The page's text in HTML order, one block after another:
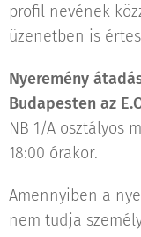
profil nevének
üzenetben is
Nyeremény
Budapesten az
NB 1/A osztályos
18:00 órakor.
Amennyiben a
nem tudja